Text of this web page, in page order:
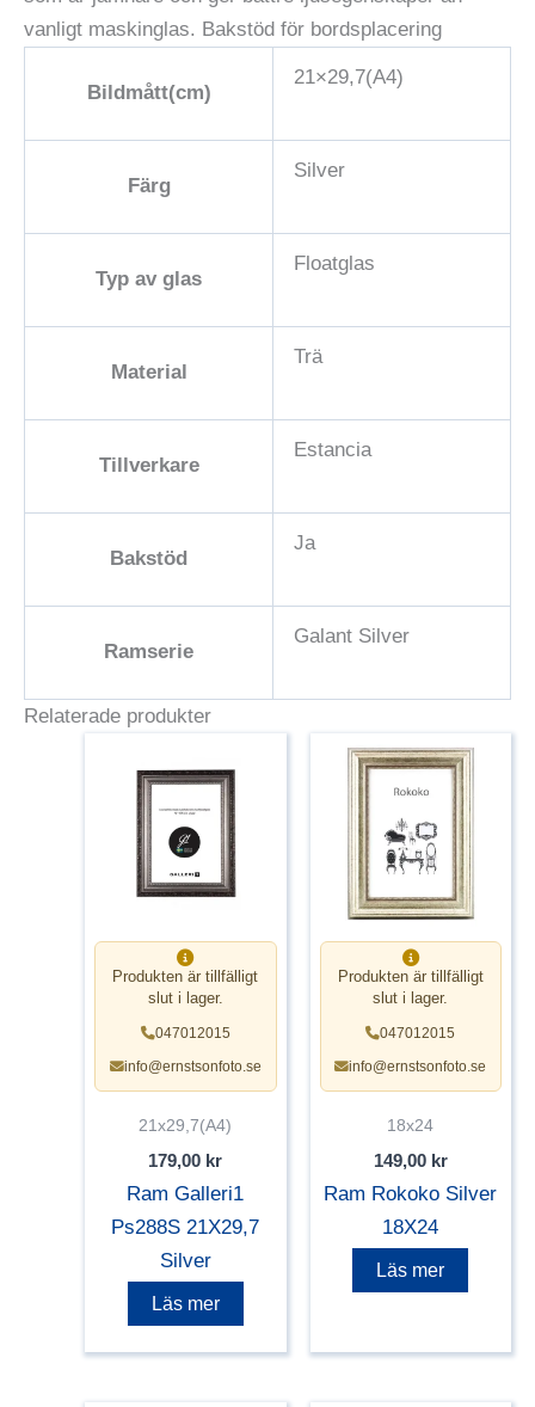
vanligt maskinglas. Bakstöd för bordsplacering
Bildmått(cm)
21×29,7(A4)
Färg
Silver
Typ av glas
Floatglas
Material
Trä
Tillverkare
Estancia
Bakstöd
Ja
Ramserie
Galant Silver
Relaterade produkter
Produkten är tillfälligt
slut i lager.
047012015
info@ernstsonfoto.se
21x29,7(A4)
179,00 kr
Ram Galleri1
Ps288S 21X29,7
Silver
Läs mer
Produkten är tillfälligt
slut i lager.
047012015
info@ernstsonfoto.se
18x24
149,00 kr
Ram Rokoko Silver
18X24
Läs mer